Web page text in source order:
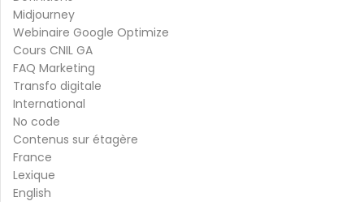
Midjourney
Webinaire Google Optimize
Cours CNIL GA
FAQ Marketing
Transfo digitale
International
No code
Contenus sur étagère
France
Lexique
English